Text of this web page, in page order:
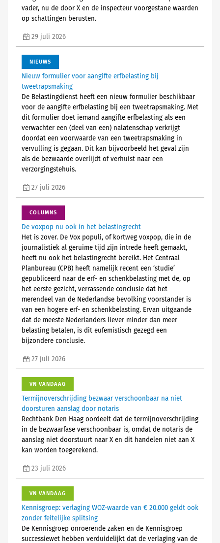
vader, nu de door X en de inspecteur voorgestane waarden
op schattingen berusten.
29 juli 2026
NIEUWS
Nieuw formulier voor aangifte erfbelasting bij
tweetrapsmaking
De Belastingdienst heeft een nieuw formulier beschikbaar
voor de aangifte erfbelasting bij een tweetrapsmaking. Met
dit formulier doet iemand aangifte erfbelasting als een
verwachter een (deel van een) nalatenschap verkrijgt
doordat een voorwaarde van een tweetrapsmaking in
vervulling is gegaan. Dit kan bijvoorbeeld het geval zijn
als de bezwaarde overlijdt of verhuist naar een
verzorgingstehuis.
27 juli 2026
COLUMNS
De voxpop nu ook in het belastingrecht
Het is zover. De Vox populi, of kortweg voxpop, die in de
journalistiek al geruime tijd zijn intrede heeft gemaakt,
heeft nu ook het belastingrecht bereikt. Het Centraal
Planbureau (CPB) heeft namelijk recent een ‘studie’
gepubliceerd naar de erf- en schenkbelasting met de, op
het eerste gezicht, verrassende conclusie dat het
merendeel van de Nederlandse bevolking voorstander is
van een hogere erf- en schenkbelasting. Ervan uitgaande
dat de meeste Nederlanders liever minder dan meer
belasting betalen, is dit eufemistisch gezegd een
bijzondere conclusie.
27 juli 2026
VN VANDAAG
Termijnoverschrijding bezwaar verschoonbaar na niet
doorsturen aanslag door notaris
Rechtbank Den Haag oordeelt dat de termijnoverschrijding
in de bezwaarfase verschoonbaar is, omdat de notaris de
aanslag niet doorstuurt naar X en dit handelen niet aan X
kan worden toegerekend.
23 juli 2026
VN VANDAAG
Kennisgroep: verlaging WOZ-waarde van € 20.000 geldt ook
zonder feitelijke splitsing
De Kennisgroep onroerende zaken en de Kennisgroep
successiewet hebben verduidelijkt dat de verlaging van de